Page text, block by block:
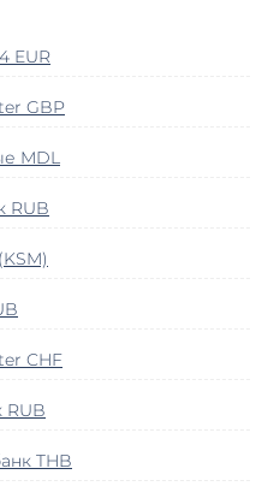
EUR
GBP
MDL
RUB
CHF
RUB
THB